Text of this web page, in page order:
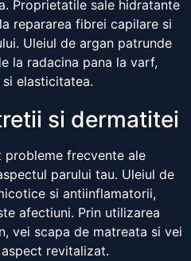
Proprietatile sale hidratante
repararea fibrei capilare si
Uleiul de argan patrunde
la radacina pana la varf,
elasticitatea.
si dermatitei
probleme frecvente ale
parului tau. Uleiul de
si antiinflamatorii,
afectiuni. Prin utilizarea
vei scapa de matreata si vei
revitalizat.